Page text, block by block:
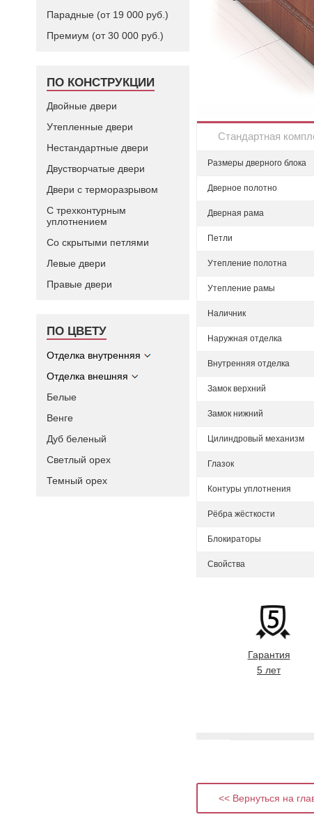
Парадные (от 19 000 руб.)
Премиум (от 30 000 руб.)
ПО КОНСТРУКЦИИ
Двойные двери
Утепленные двери
Нестандартные двери
Двустворчатые двери
Двери с терморазрывом
С трехконтурным
уплотнением
Со скрытыми петлями
Левые двери
Правые двери
ПО ЦВЕТУ
Отделка внутренняя
Отделка внешняя
Белые
Венге
Дуб беленый
Светлый орех
Темный орех
Стандартная
Размеры дверного блока
Дверное полотно
Дверная рама
Петли
Утепление полотна
Утепление рамы
Наличник
Наружная отделка
Внутренняя отделка
Замок верхний
Замок нижний
Цилиндровый механизм
Глазок
Контуры уплотнения
Рёбра жёсткости
Блокираторы
Свойства
Гарантия
5 лет
<< Вернуться на